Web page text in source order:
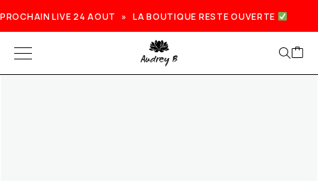
PROCHAIN LIVE 24 AOUT » LA BOUTIQUE RESTE OUVERTE